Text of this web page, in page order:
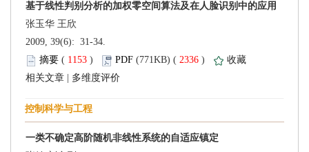
2009, 39(6): 31-34.
(
) 2336 )